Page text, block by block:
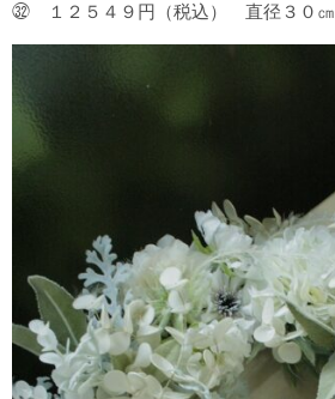
㉜ １２５４９円（税込） 直径３０㎝